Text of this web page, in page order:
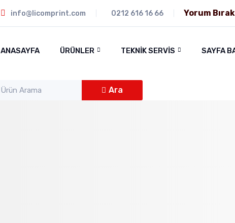
info@licomprint.com 0212 616 16 66 Yorum Bırak
ANASAYFA ÜRÜNLER TEKNIK SERVIS SAYFA
Ara